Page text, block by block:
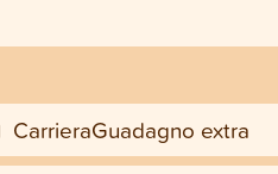
CarrieraGuadagno extra